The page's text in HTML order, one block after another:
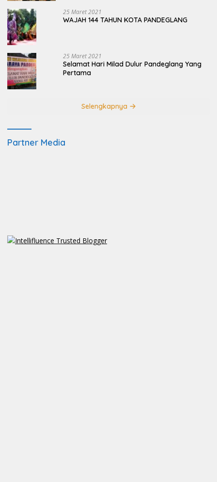
25 Maret 2021
WAJAH 144 TAHUN KOTA PANDEGLANG
25 Maret 2021
Selamat Hari Milad Dulur Pandeglang Yang
Pertama
Selengkapnya
Partner Media